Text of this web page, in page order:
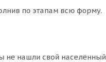
по этапам всю форму.
не нашли свой